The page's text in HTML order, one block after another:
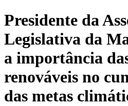
Presidente da
Legislativa da
a importância
renováveis no
das metas